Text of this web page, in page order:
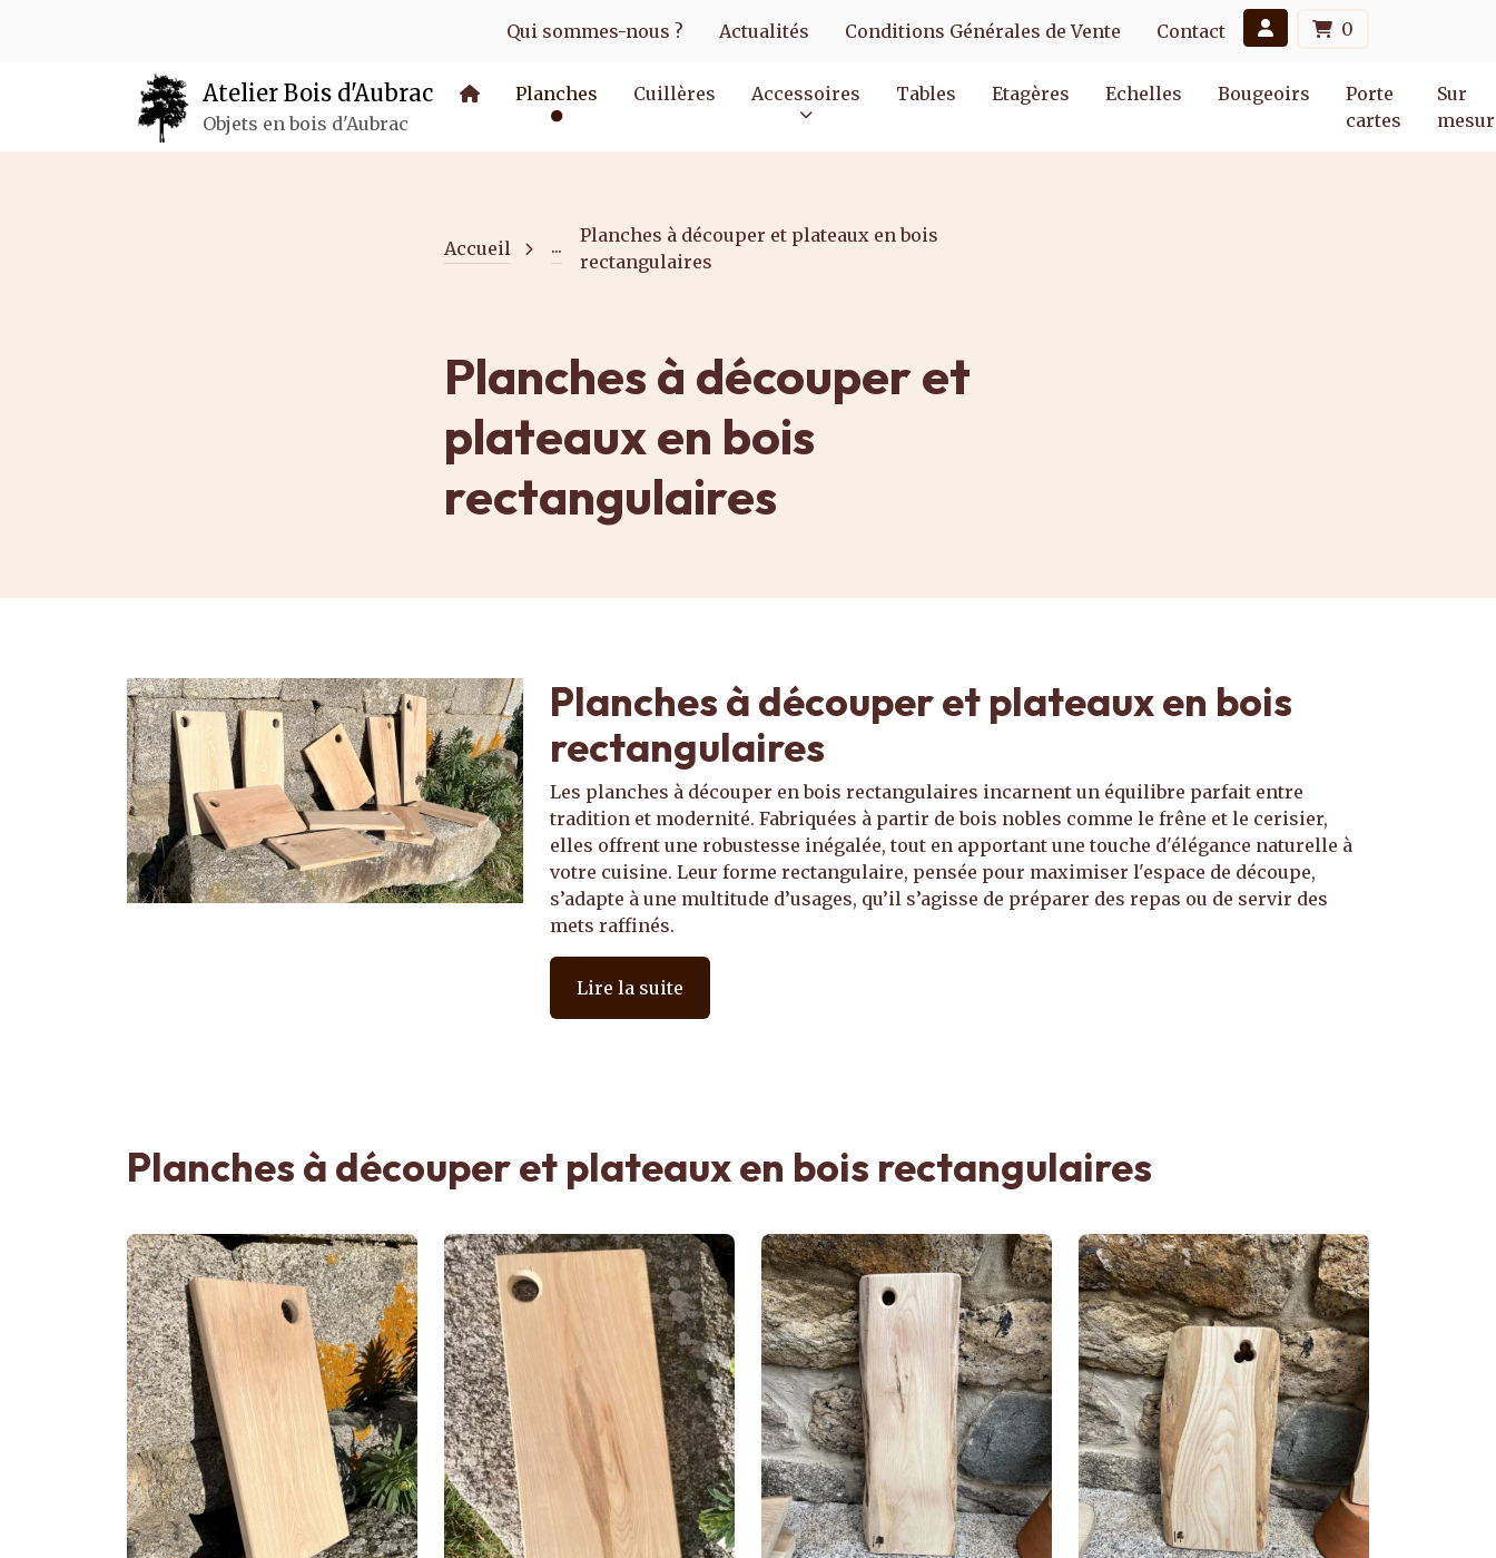
Qui sommes-nous ? Actualités Conditions Générales de Vente Contact 0
Atelier Bois d'Aubrac
Objets en bois d'Aubrac
Planches Cuillères Accessoires Tables Etagères Echelles Bougeoirs
Porte
cartes
Sur
Accueil ...
Planches à découper et plateaux en bois
rectangulaires
Planches à découper et
plateaux en bois
rectangulaires
Planches à découper et plateaux en bois
rectangulaires
Les planches à découper en bois rectangulaires incarnent un équilibre parfait entre
tradition et modernité. Fabriquées à partir de bois nobles comme le frêne et le cerisier,
elles offrent une robustesse inégalée, tout en apportant une touche d'élégance naturelle à
votre cuisine. Leur forme rectangulaire, pensée pour maximiser l'espace de découpe,
s’adapte à une multitude d’usages, qu’il s’agisse de préparer des repas ou de servir des
mets raffinés.
Lire la suite
Planches à découper et plateaux en bois rectangulaires